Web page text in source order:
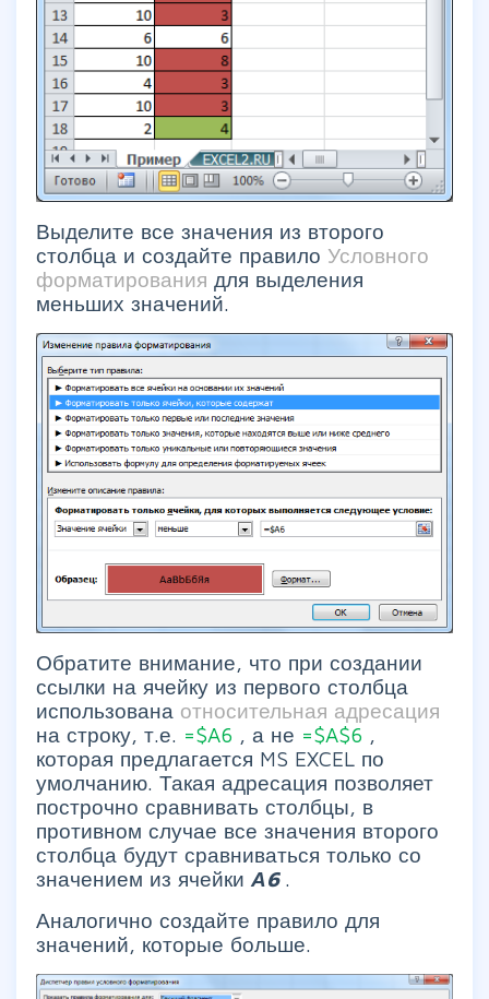
Выделите все значения из второго
столбца и создайте правило Условного
форматирования для выделения
меньших значений.
Обратите внимание, что при создании
ссылки на ячейку из первого столбца
использована относительная адресация
на строку, т.е. =$A6 , а не =$A$6 ,
которая предлагается MS EXCEL по
умолчанию. Такая адресация позволяет
построчно сравнивать столбцы, в
противном случае все значения второго
столбца будут сравниваться только со
значением из ячейки А6 .
Аналогично создайте правило для
значений, которые больше.